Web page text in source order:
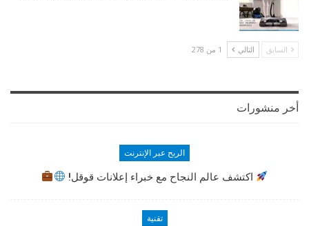
السابق التالي 1 من 278
أخر منشورات
الربح عبر الإنترنت
اكتشف عالم النجاح مع خبراء إعلانات قوقل!
تقنية